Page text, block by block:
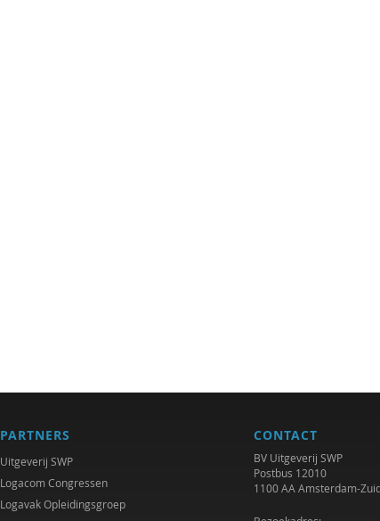
PARTNERS
Uitgeverij SWP
Logacom Congressen
Logavak Opleidingsgroep
CONTACT
BV Uitgeverij SWP
Postbus 12010
1100 AA Amsterdam-